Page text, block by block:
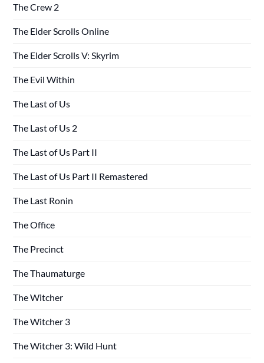
The Crew 2
The Elder Scrolls Online
The Elder Scrolls V: Skyrim
The Evil Within
The Last of Us
The Last of Us 2
The Last of Us Part II
The Last of Us Part II Remastered
The Last Ronin
The Office
The Precinct
The Thaumaturge
The Witcher
The Witcher 3
The Witcher 3: Wild Hunt